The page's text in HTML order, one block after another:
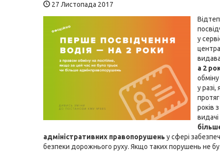
27 Листопада 2017
у
а 2
у разі,
років
видачі
адміністративних правопорушень у сфері
безпеки дорожнього руху. Якщо таких порушень не